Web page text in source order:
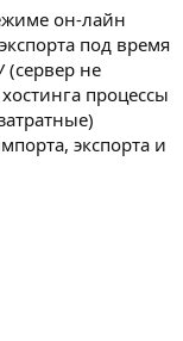
он-лайн
под время
(сервер не
процессы
экспорта и